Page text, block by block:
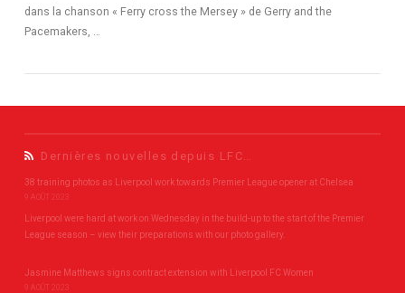
LIRE L'ARTICLE
dans la chanson « Ferry cross the Mersey » de Gerry and the
Pacemakers, …
Dernières nouvelles depuis LFC…
38 training photos as Liverpool work towards Premier League opener at Chelsea
9 AOÛT 2023
Liverpool were hard at work on Wednesday in the build-up to the start of the Premier
League season – view their preparations with our photo gallery.
Jasmine Matthews signs contract extension with Liverpool FC Women
9 AOÛT 2023